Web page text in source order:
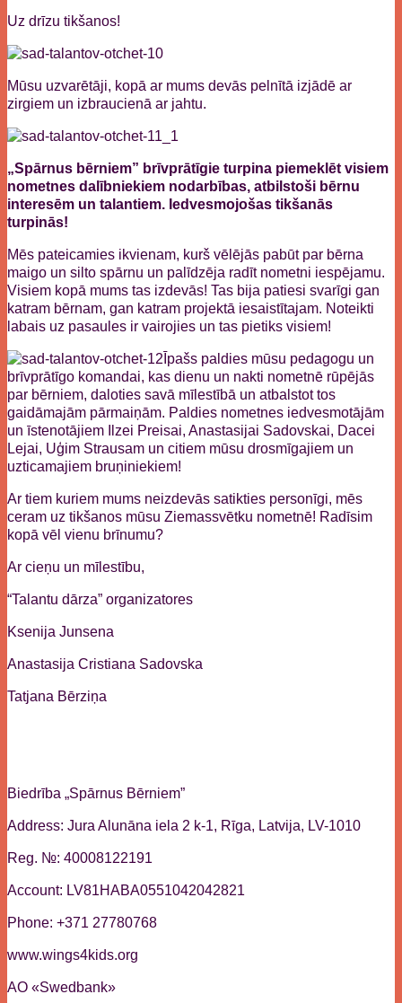
Uz drīzu tikšanos!
Mūsu uzvarētāji, kopā ar mums devās pelnītā izjādē ar
zirgiem un izbraucienā ar jahtu.
„Spārnus bērniem” brīvprātīgie turpina piemeklēt visiem
nometnes dalībniekiem nodarbības, atbilstoši bērnu
interesēm un talantiem. Iedvesmojošas tikšanās
turpinās!
Mēs pateicamies ikvienam, kurš vēlējās pabūt par bērna
maigo un silto spārnu un palīdzēja radīt nometni iespējamu.
Visiem kopā mums tas izdevās! Tas bija patiesi svarīgi gan
katram bērnam, gan katram projektā iesaistītajam. Noteikti
labais uz pasaules ir vairojies un tas pietiks visiem!
Īpašs paldies mūsu pedagogu un
brīvprātīgo komandai, kas dienu un nakti nometnē rūpējās
par bērniem, daloties savā mīlestībā un atbalstot tos
gaidāmajām pārmaiņām. Paldies nometnes iedvesmotājām
un īstenotājiem Ilzei Preisai, Anastasijai Sadovskai, Dacei
Lejai, Uģim Strausam un citiem mūsu drosmīgajiem un
uzticamajiem bruņiniekiem!
Ar tiem kuriem mums neizdevās satikties personīgi, mēs
ceram uz tikšanos mūsu Ziemassvētku nometnē! Radīsim
kopā vēl vienu brīnumu?
Ar cieņu un mīlestību,
“Talantu dārza” organizatores
Ksenija Junsena
Anastasija Cristiana Sadovska
Tatjana Bērziņa
Biedrība „Spārnus Bērniem”
Address: Jura Alunāna iela 2 k-1, Rīga, Latvija, LV-1010
Reg. №: 40008122191
Account: LV81HABA0551042042821
Phone: +371 27780768
www.wings4kids.org
AO «Swedbank»